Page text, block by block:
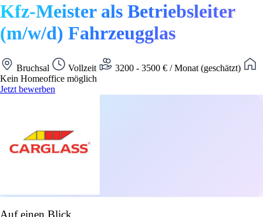
Kfz-Meister als Betriebsleiter
(m/w/d) Fahrzeugglas
Bruchsal Vollzeit
3200 - 3500 € / Monat (geschätzt)
Kein Homeoffice möglich
Jetzt bewerben
Auf einen Blick